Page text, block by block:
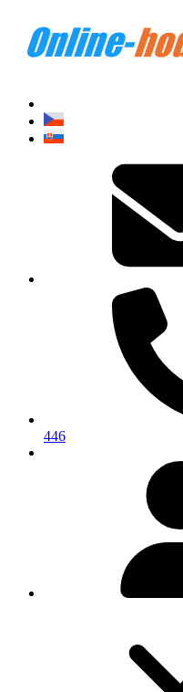
446